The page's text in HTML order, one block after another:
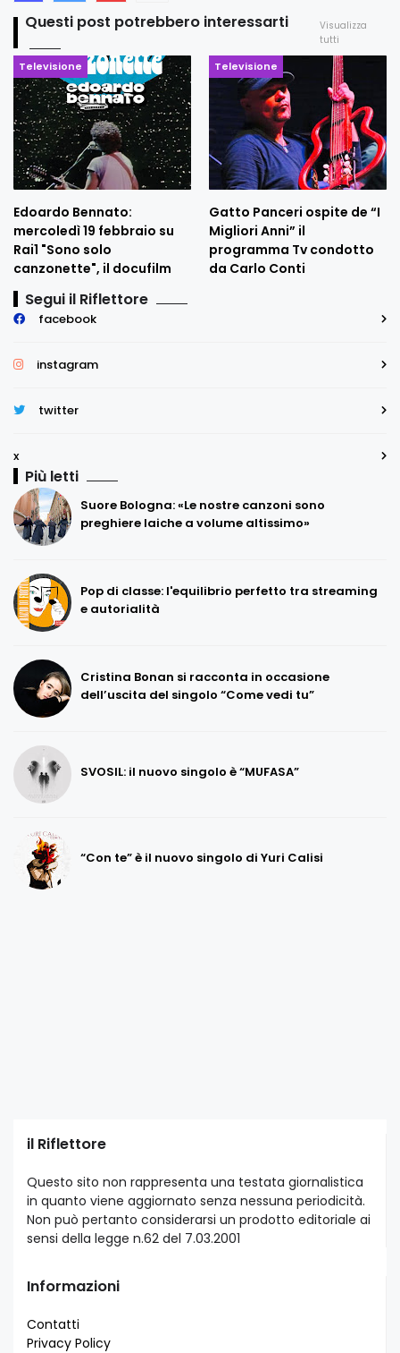
Questi post potrebbero interessarti
Visualizza
tutti
Televisione
Edoardo Bennato:
mercoledì 19 febbraio su
Rai1 "Sono solo
canzonette", il docufilm
Televisione
Gatto Panceri ospite de “I
Migliori Anni” il
programma Tv condotto
da Carlo Conti
Segui il Riflettore
facebook
instagram
twitter
x
Più letti
Suore Bologna: «Le nostre canzoni sono
preghiere laiche a volume altissimo»
Pop di classe: l'equilibrio perfetto tra streaming
e autorialità
Cristina Bonan si racconta in occasione
dell’uscita del singolo “Come vedi tu”
SVOSIL: il nuovo singolo è “MUFASA”
“Con te” è il nuovo singolo di Yuri Calisi
il Riflettore
Questo sito non rappresenta una testata giornalistica
in quanto viene aggiornato senza nessuna periodicità.
Non può pertanto considerarsi un prodotto editoriale ai
sensi della legge n.62 del 7.03.2001
Informazioni
Contatti
Privacy Policy